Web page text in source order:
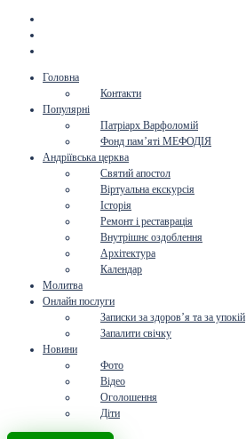
Головна
Контакти
Популярні
Патріарх Варфоломій
Фонд пам’яті МЕФОДІЯ
Андріївська церква
Святий апостол
Віртуальна екскурсія
Історія
Ремонт і реставрація
Внутрішнє оздоблення
Архітектура
Календар
Молитва
Онлайн послуги
Записки за здоров’я та за упокій
Запалити свічку
Новини
Фото
Відео
Оголошення
Діти